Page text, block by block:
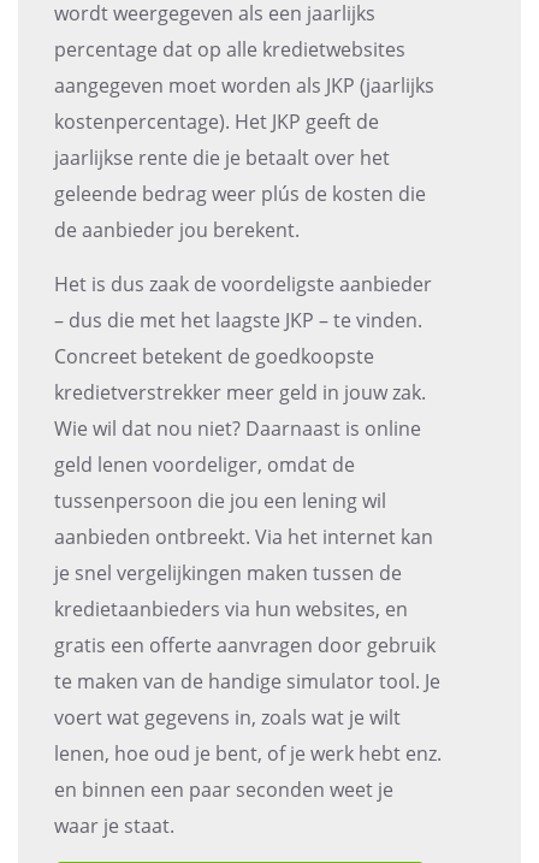
wordt weergegeven als een jaarlijks
percentage dat op alle kredietwebsites
aangegeven moet worden als JKP (jaarlijks
kostenpercentage). Het JKP geeft de
jaarlijkse rente die je betaalt over het
geleende bedrag weer plús de kosten die
de aanbieder jou berekent.
Het is dus zaak de voordeligste aanbieder
– dus die met het laagste JKP – te vinden.
Concreet betekent de goedkoopste
kredietverstrekker meer geld in jouw zak.
Wie wil dat nou niet? Daarnaast is online
geld lenen voordeliger, omdat de
tussenpersoon die jou een lening wil
aanbieden ontbreekt. Via het internet kan
je snel vergelijkingen maken tussen de
kredietaanbieders via hun websites, en
gratis een offerte aanvragen door gebruik
te maken van de handige simulator tool. Je
voert wat gegevens in, zoals wat je wilt
lenen, hoe oud je bent, of je werk hebt enz.
en binnen een paar seconden weet je
waar je staat.